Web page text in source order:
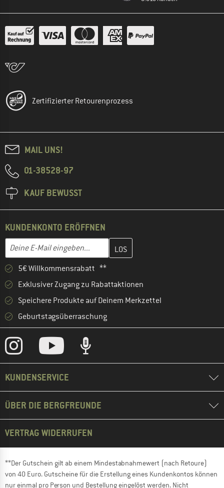
Zertifizierter Retourenprozess
MAIL UNS!
01-38528-97
KAUF BEWUSST
KUNDENKONTO ERÖFFNEN
E-Mail-Adresse
Gib hier deine E-Mail-Adresse ein und erstelle im nächsten
5€ Willkommensrabatt **
Exklusiver Zugang zu Rabattaktionen
Speichere Produkte auf Deinem Merkzettel
Geburtstagsüberraschung
KUNDENSERVICE
ÜBER DIE BERGFREUNDE
VERTRAG WIDERRUFEN
**Der Gutschein gilt ab einem Mindestabnahmewert (nach Retoure)
von 40 Euro. Gutscheine für die Erstellung eines Kundenkontos können
nur einmal pro Person und Bestellung eingelöst werden. Nicht